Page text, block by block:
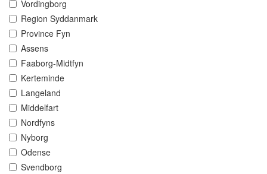
Vordingborg
Region Syddanmark
Province Fyn
Assens
Faaborg-Midtfyn
Kerteminde
Langeland
Middelfart
Nordfyns
Nyborg
Odense
Svendborg